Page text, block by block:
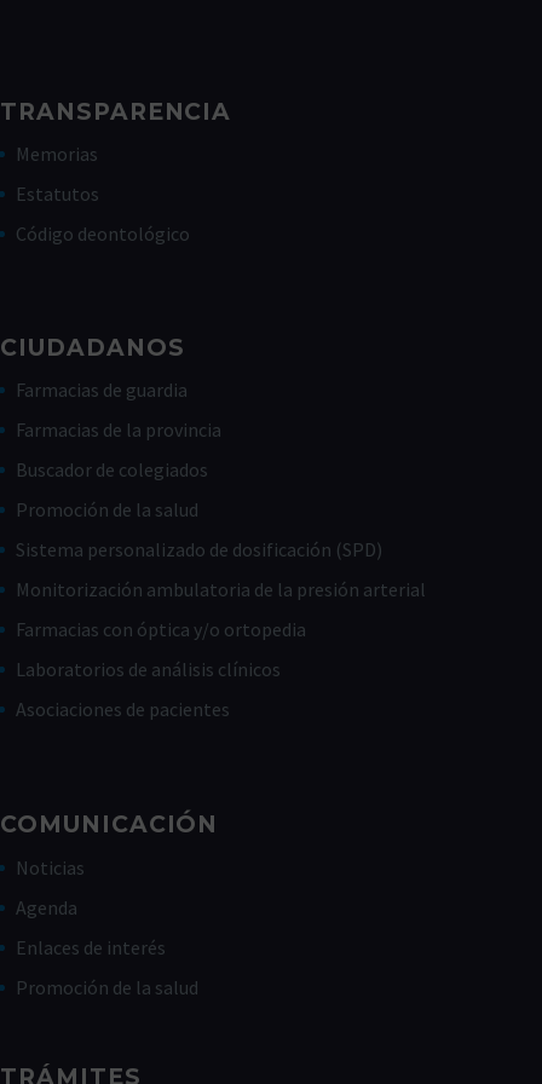
TRANSPARENCIA
Memorias
Estatutos
Código deontológico
CIUDADANOS
Farmacias de guardia
Farmacias de la provincia
Buscador de colegiados
Promoción de la salud
Sistema personalizado de dosificación (SPD)
Monitorización ambulatoria de la presión arterial
Farmacias con óptica y/o ortopedia
Laboratorios de análisis clínicos
Asociaciones de pacientes
COMUNICACIÓN
Noticias
Agenda
Enlaces de interés
Promoción de la salud
TRÁMITES